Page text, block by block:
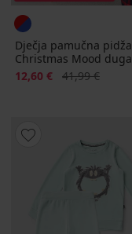
Dječja pamučna
Christmas Mood duga
Popust
12,60 € Prvobitna cijena
41,99 €